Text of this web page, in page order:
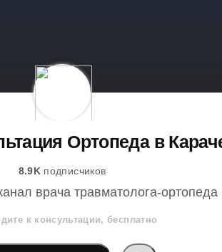
Ортопеда в
8.9K подписчиков
врача травматолога-ортопеда
к консультации, бесплатно